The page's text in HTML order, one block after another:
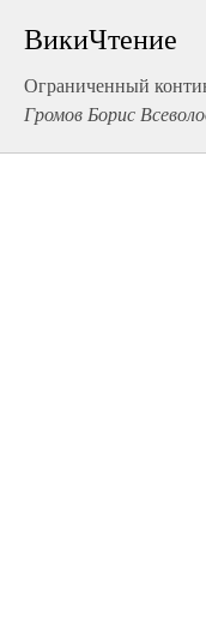
ВикиЧтение
Ограниченный
Громов Борис